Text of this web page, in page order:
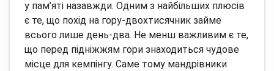
у пам’яті назавжди. Одним з найбільших плюсів
є те, що похід на гору-двохтисячник займе
всього лише день-два. Не менш важливим є те,
що перед підніжжям гори знаходиться чудове
місце для кемпінгу. Саме тому мандрівники